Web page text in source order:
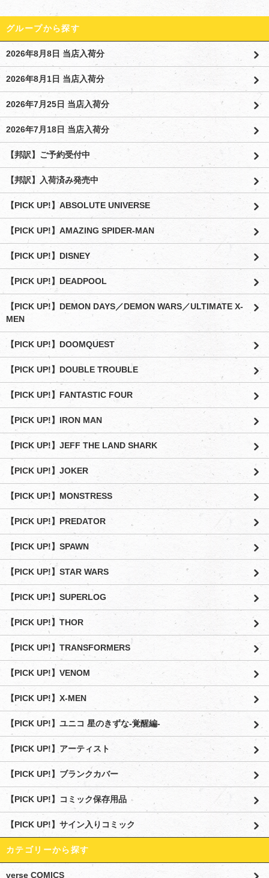
グループから探す
2026年8月8日 当店入荷分
2026年8月1日 当店入荷分
2026年7月25日 当店入荷分
2026年7月18日 当店入荷分
【邦訳】ご予約受付中
【邦訳】入荷済み発売中
【PICK UP!】ABSOLUTE UNIVERSE
【PICK UP!】AMAZING SPIDER-MAN
【PICK UP!】DISNEY
【PICK UP!】DEADPOOL
【PICK UP!】DEMON DAYS／DEMON WARS／ULTIMATE X-
MEN
【PICK UP!】DOOMQUEST
【PICK UP!】DOUBLE TROUBLE
【PICK UP!】FANTASTIC FOUR
【PICK UP!】IRON MAN
【PICK UP!】JEFF THE LAND SHARK
【PICK UP!】JOKER
【PICK UP!】MONSTRESS
【PICK UP!】PREDATOR
【PICK UP!】SPAWN
【PICK UP!】STAR WARS
【PICK UP!】SUPERLOG
【PICK UP!】THOR
【PICK UP!】TRANSFORMERS
【PICK UP!】VENOM
【PICK UP!】X-MEN
【PICK UP!】ユニコ 星のきずな-覚醒編-
【PICK UP!】アーティスト
【PICK UP!】ブランクカバー
【PICK UP!】コミック保存用品
【PICK UP!】サイン入りコミック
カテゴリーから探す
verse COMICS